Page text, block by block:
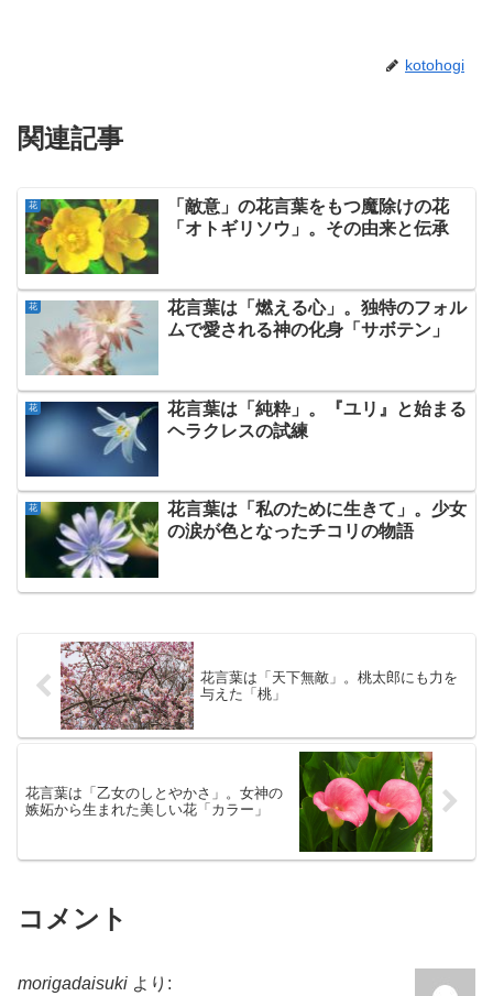
kotohogi
関連記事
花
「敵意」の花言葉をもつ魔除けの花
「オトギリソウ」。その由来と伝承
花
花言葉は「燃える心」。独特のフォル
ムで愛される神の化身「サボテン」
花
花言葉は「純粋」。『ユリ』と始まる
ヘラクレスの試練
花
花言葉は「私のために生きて」。少女
の涙が色となったチコリの物語
花言葉は「天下無敵」。桃太郎にも力を
与えた「桃」
花言葉は「乙女のしとやかさ」。女神の
嫉妬から生まれた美しい花「カラー」
コメント
morigadaisuki より: